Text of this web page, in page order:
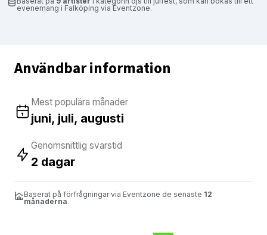
evenemang i Falköping via Eventzone.
Användbar information
Mest populära månader
juni, juli, augusti
Genomsnittlig svarstid
2 dagar
Baserat på förfrågningar via Eventzone de senaste 12
månaderna.